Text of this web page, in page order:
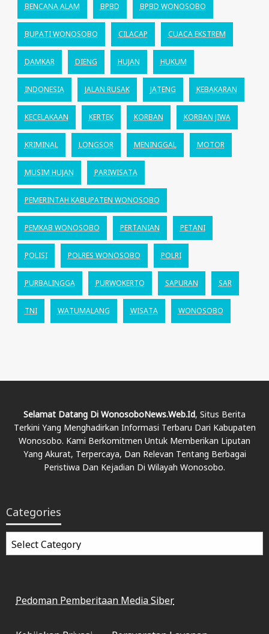
BENCANA ALAM BPBD BPBD WONOSOBO
BUPATI WONOSOBO CILACAP CUACA EKSTREM
DAMKAR DIENG HUJAN HUKUM
INDONESIA JALAN RUSAK JATENG KEBAKARAN
KECELAKAAN KERTEK KORBAN KORBAN JIWA
KRIMINAL LONGSOR MENINGGAL MOTOR
MUSIM HUJAN PARIWISATA
PEMERINTAH KABUPATEN WONOSOBO
PEMKAB WONOSOBO PERTANIAN PETANI
POLISI POLRES WONOSOBO POLRI
PURBALINGGA PURWOKERTO SAPURAN SAR
TNI WATUMALANG WISATA WONOSOBO
Selamat Datang Di WonosoboNews.web.id, Situs Berita
Terkini Yang Menghadirkan Informasi Terbaru Dari Kabupaten
Wonosobo. Kami Berkomitmen Untuk Memberikan Liputan
Yang Akurat, Terpercaya, Dan Relevan Tentang Berbagai
Peristiwa Dan Kejadian Di Wilayah Wonosobo.
Categories
Categories
Pedoman Pemberitaan Media Siber